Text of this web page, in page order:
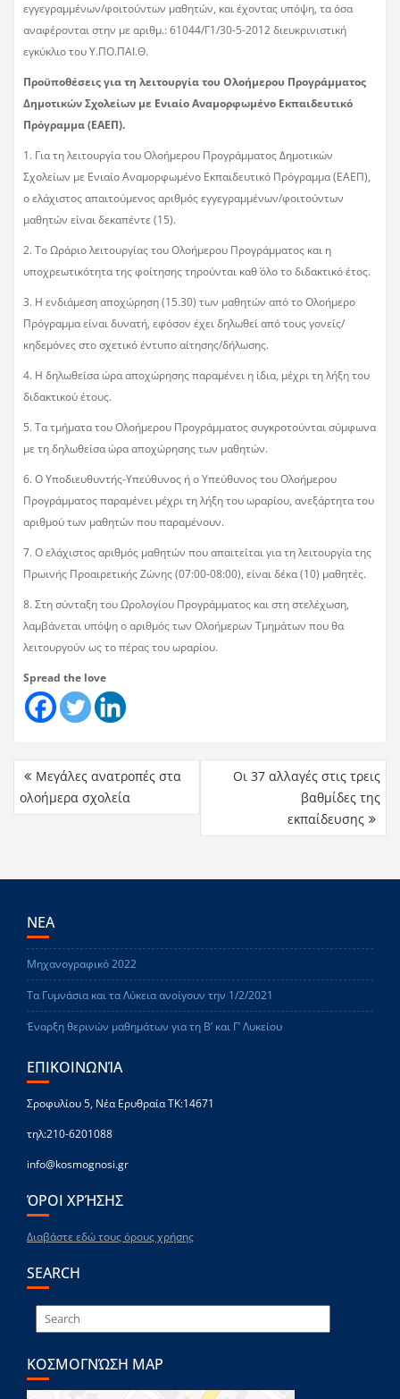
εγγεγραμμένων/φοιτούντων μαθητών, και έχοντας υπόψη, τα όσα
αναφέρονται στην με αριθμ.: 61044/Γ1/30-5-2012 διευκρινιστική
εγκύκλιο του Υ.ΠΟ.ΠΑΙ.Θ.
Προϋποθέσεις για τη λειτουργία του Ολοήμερου Προγράμματος
Δημοτικών Σχολείων με Ενιαίο Αναμορφωμένο Εκπαιδευτικό
Πρόγραμμα (ΕΑΕΠ).
1. Για τη λειτουργία του Ολοήμερου Προγράμματος Δημοτικών
Σχολείων με Ενιαίο Αναμορφωμένο Εκπαιδευτικό Πρόγραμμα (ΕΑΕΠ),
ο ελάχιστος απαιτούμενος αριθμός εγγεγραμμένων/φοιτούντων
μαθητών είναι δεκαπέντε (15).
2. Το Ωράριο λειτουργίας του Ολοήμερου Προγράμματος και η
υποχρεωτικότητα της φοίτησης τηρούνται καθ΄ όλο το διδακτικό έτος.
3. Η ενδιάμεση αποχώρηση (15.30) των μαθητών από το Ολοήμερο
Πρόγραμμα είναι δυνατή, εφόσον έχει δηλωθεί από τους γονείς/
κηδεμόνες στο σχετικό έντυπο αίτησης/δήλωσης.
4. Η δηλωθείσα ώρα αποχώρησης παραμένει η ίδια, μέχρι τη λήξη του
διδακτικού έτους.
5. Τα τμήματα του Ολοήμερου Προγράμματος συγκροτούνται σύμφωνα
με τη δηλωθείσα ώρα αποχώρησης των μαθητών.
6. Ο Υποδιευθυντής-Υπεύθυνος ή ο Υπεύθυνος του Ολοήμερου
Προγράμματος παραμένει μέχρι τη λήξη του ωραρίου, ανεξάρτητα του
αριθμού των μαθητών που παραμένουν.
7. Ο ελάχιστος αριθμός μαθητών που απαιτείται για τη λειτουργία της
Πρωινής Προαιρετικής Ζώνης (07:00-08:00), είναι δέκα (10) μαθητές.
8. Στη σύνταξη του Ωρολογίου Προγράμματος και στη στελέχωση,
λαμβάνεται υπόψη ο αριθμός των Ολοήμερων Τμημάτων που θα
λειτουργούν ως το πέρας του ωραρίου.
Spread the love
Μεγάλες ανατροπές στα
ολοήμερα σχολεία
Οι 37 αλλαγές στις τρεις
βαθμίδες της
εκπαίδευσης
ΝΕΑ
Μηχανογραφικό 2022
Τα Γυμνάσια και τα Λύκεια ανοίγουν την 1/2/2021
Έναρξη θερινών μαθημάτων για τη Β’ και Γ’ Λυκείου
ΕΠΙΚΟΙΝΩΝΊΑ
Σροφυλίου 5, Νέα Ερυθραία ΤΚ:14671
τηλ:210-6201088
info@kosmognosi.gr
ΌΡΟΙ ΧΡΉΣΗΣ
Διαβάστε εδώ τους όρους χρήσης
SEARCH
ΚΟΣΜΟΓΝΏΣΗ MAP